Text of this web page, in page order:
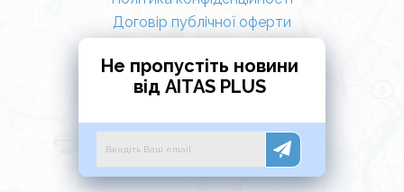
Договір публічної оферти
Не пропустіть новини
від AITAS PLUS